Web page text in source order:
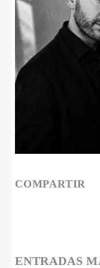
COMPARTIR
ENTRADAS